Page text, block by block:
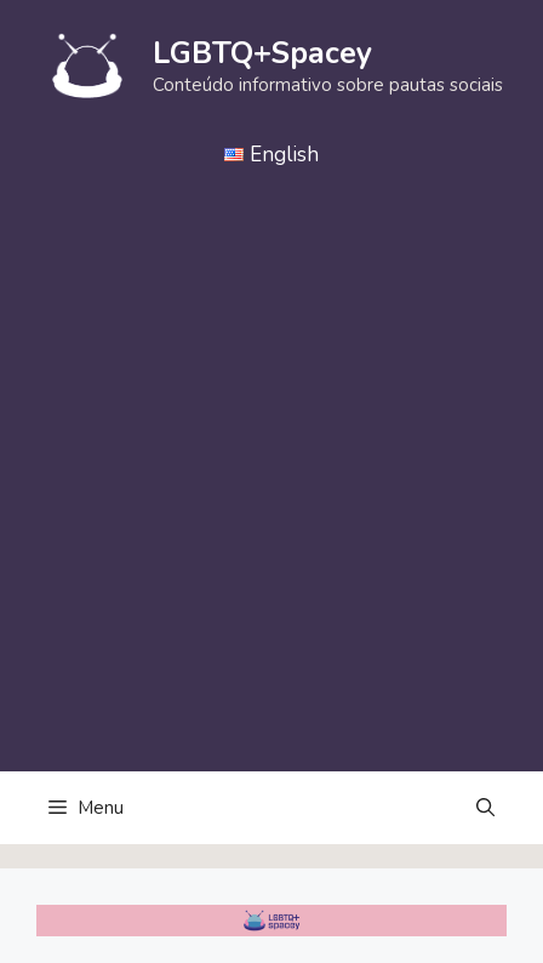
conteúdo
LGBTQ+Spacey
Conteúdo informativo sobre pautas sociais
English
Menu